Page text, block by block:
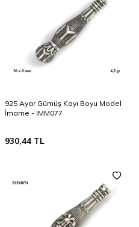
925 Ayar Gümüş Kayı Boyu Model
İmame - IMM077
930,44 TL